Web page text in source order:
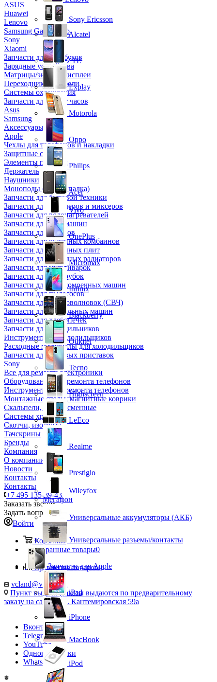
ASUS
Huawei
Lenovo
Samsung Galaxy Tab
Sony
Xiaomi
Запчасти для ноутбуков
Зарядные устройства
Матрицы/экраны/дисплеи
Переходники и кабели
Системы охлаждения
Запчасти для смарт часов
Asus
Samsung
Аксессуары
Apple
Чехлы для телефонов и накладки
Защитные стекла
Элементы питания
Держатель
Наушники
Моноподы (Селфи палка)
Запчасти для бытовой техники
Запчасти для блендеров и миксеров
Запчасти для водонагревателей
Запчасти для кофемашин
Запчасти для кулеров
Запчасти для кухонных комбаинов
Запчасти для кухонных плит
Запчасти для масляных радиаторов
Запчасти для мультиварок
Запчасти для мясорубок
Запчасти для посудомоечных машин
Запчасти для пылесосов
Запчасти для микроволновок (СВЧ)
Запчасти для стиральных машин
Запчасти для хлебопечек
Запчасти для холодильников
Инструмент для холодильщиков
Расходные материалы для холодильщиков
Запчасти для игровых приставок
Sony
Все для ремонта электроники
Оборудование для ремонта телефонов
Инструменты для ремонта телефонов
Монтажные столы, магнитные коврики
Скальпели, лезвия сменные
Системы хранения
Скотчи, изолента
Тачскрины
Бренды
Компания
О компании
Новости
Контакты
Контакты
+7 495 135-39-43
Заказать звонок
Задать вопрос
Войти
Корзина0
Избранные товары0
Сравнение товаров0
vcland@vcland.ru
Пункт выдачи (заказы выдаются по предварительному
заказу на сайте), ул. Кантемировская 59а
Вконтакте
Telegram
YouTube
Одноклассники
WhatsApp
❅
Sony Ericsson
Alcatel
ZTE
Explay
Motorola
Oppo
Philips
Acer
Vivo
OnePlus
Micromax
Infinix
Blackberry
Oukitel
Tecno
Highscreen
LeEco
Realme
Prestigio
Wileyfox
Мегафон
Универсальные аккумуляторы (АКБ)
Универсальные разъемы/контакты
Запчасти для Apple
iPad
iPhone
MacBook
iPod